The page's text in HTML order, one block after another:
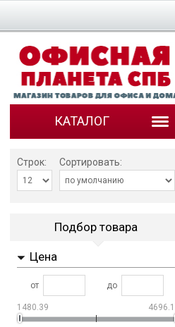
КАТАЛОГ
Строк: Сортировать:
Подбор товара
Цена
от до
1480.39